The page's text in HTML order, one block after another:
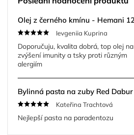
Ievgeniia Kuprina
Doporučuju, kvalita dobrá, top olej na
zvýšení imunity a tsky proti různým
alergiím
Kateřina Trachtová
Nejlepší pasta na paradentozu